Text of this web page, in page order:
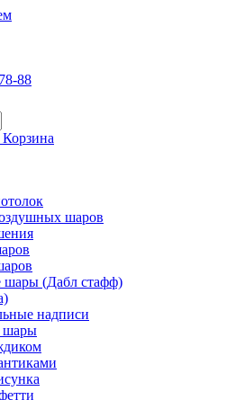
88
Корзина
шаров
шары (Дабл стафф)
надписи
шары